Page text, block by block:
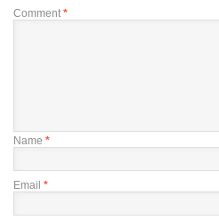
Comment *
Name *
Email *